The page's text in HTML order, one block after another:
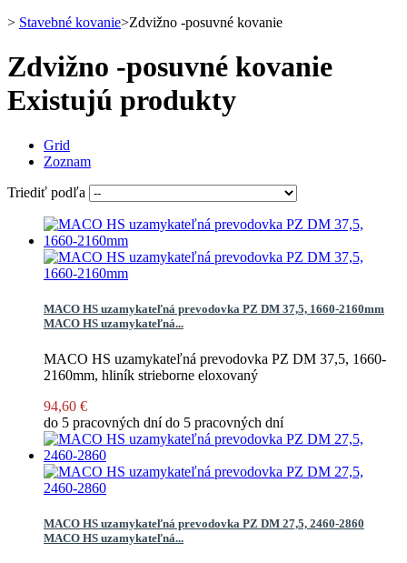
> Stavebné kovanie>Zdvižno -posuvné kovanie
Zdvižno -posuvné kovanie
Existujú produkty
Grid
Zoznam
Triediť podľa
MACO HS uzamykateľná prevodovka PZ DM 37,5, 1660-2160mm
MACO HS uzamykateľná...
MACO HS uzamykateľná prevodovka PZ DM 37,5, 1660-
2160mm, hliník strieborne eloxovaný
94,60 €
do 5 pracovných dnído 5 pracovných dní
MACO HS uzamykateľná prevodovka PZ DM 27,5, 2460-2860
MACO HS uzamykateľná...